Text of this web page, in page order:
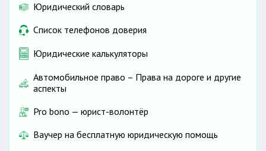
Юридический словарь
Список телефонов доверия
Юридические калькуляторы
Автомобильное право – Права на дороге и другие
аспекты
Pro bono — юрист-волонтёр
Ваучер на бесплатную юридическую помощь